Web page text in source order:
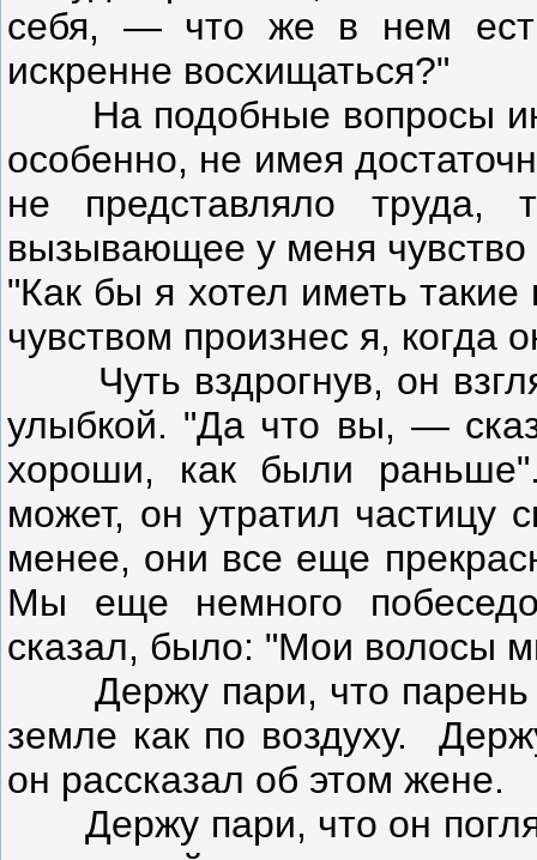
себя, — что же в нем
искренне восхищаться?"
На подобные вопросы
особенно, не имея
не представляло труда,
вызывающее у меня чувство
"Как бы я хотел иметь
чувством произнес я, когда
Чуть вздрогнув, он
улыбкой. "Да что вы, —
хороши, как были
может, он утратил частицу
менее, они все еще
Мы еще немного
сказал, было: "Мои волосы
Держу пари, что парень
земле как по воздуху.
он рассказал об этом жене.
Держу пари, что он